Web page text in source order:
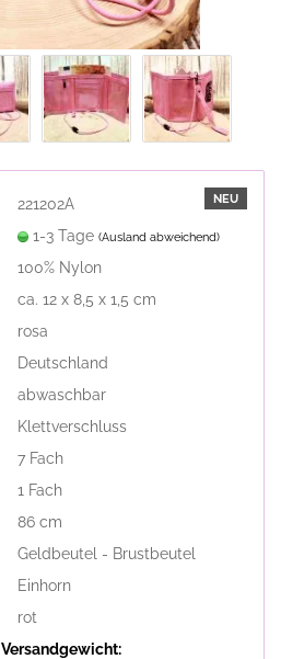
NEU
221202A
1-3 Tage (Ausland abweichend)
100% Nylon
ca. 12 x 8,5 x 1,5 cm
rosa
Deutschland
abwaschbar
Klettverschluss
7 Fach
1 Fach
86 cm
Geldbeutel - Brustbeutel
Einhorn
rot
Versandgewicht: